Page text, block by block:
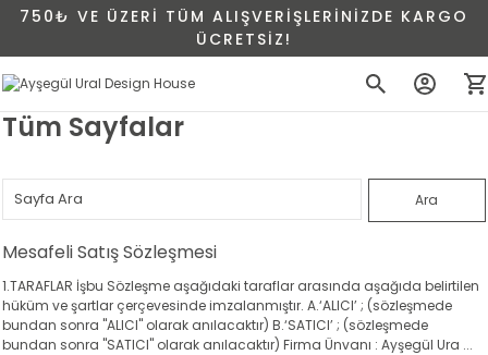
750₺ VE ÜZERİ TÜM ALIŞVERİŞLERİNİZDE KARGO
ÜCRETSİZ!
Tüm Sayfalar
Mesafeli Satış Sözleşmesi
1.TARAFLAR İşbu Sözleşme aşağıdaki taraflar arasında aşağıda belirtilen
hüküm ve şartlar çerçevesinde imzalanmıştır. A.‘ALICI’ ; (sözleşmede
bundan sonra "ALICI" olarak anılacaktır) B.‘SATICI’ ; (sözleşmede
bundan sonra "SATICI" olarak anılacaktır) Firma Ünvanı : Ayşegül Ura ...